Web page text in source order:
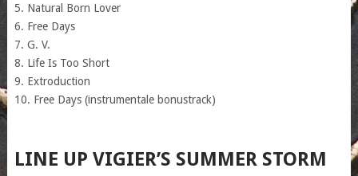
5. Natural Born Lover
6. Free Days
7. G. V.
8. Life Is Too Short
9. Extroduction
10. Free Days (instrumentale bonustrack)
LINE UP VIGIER’S SUMMER STORM